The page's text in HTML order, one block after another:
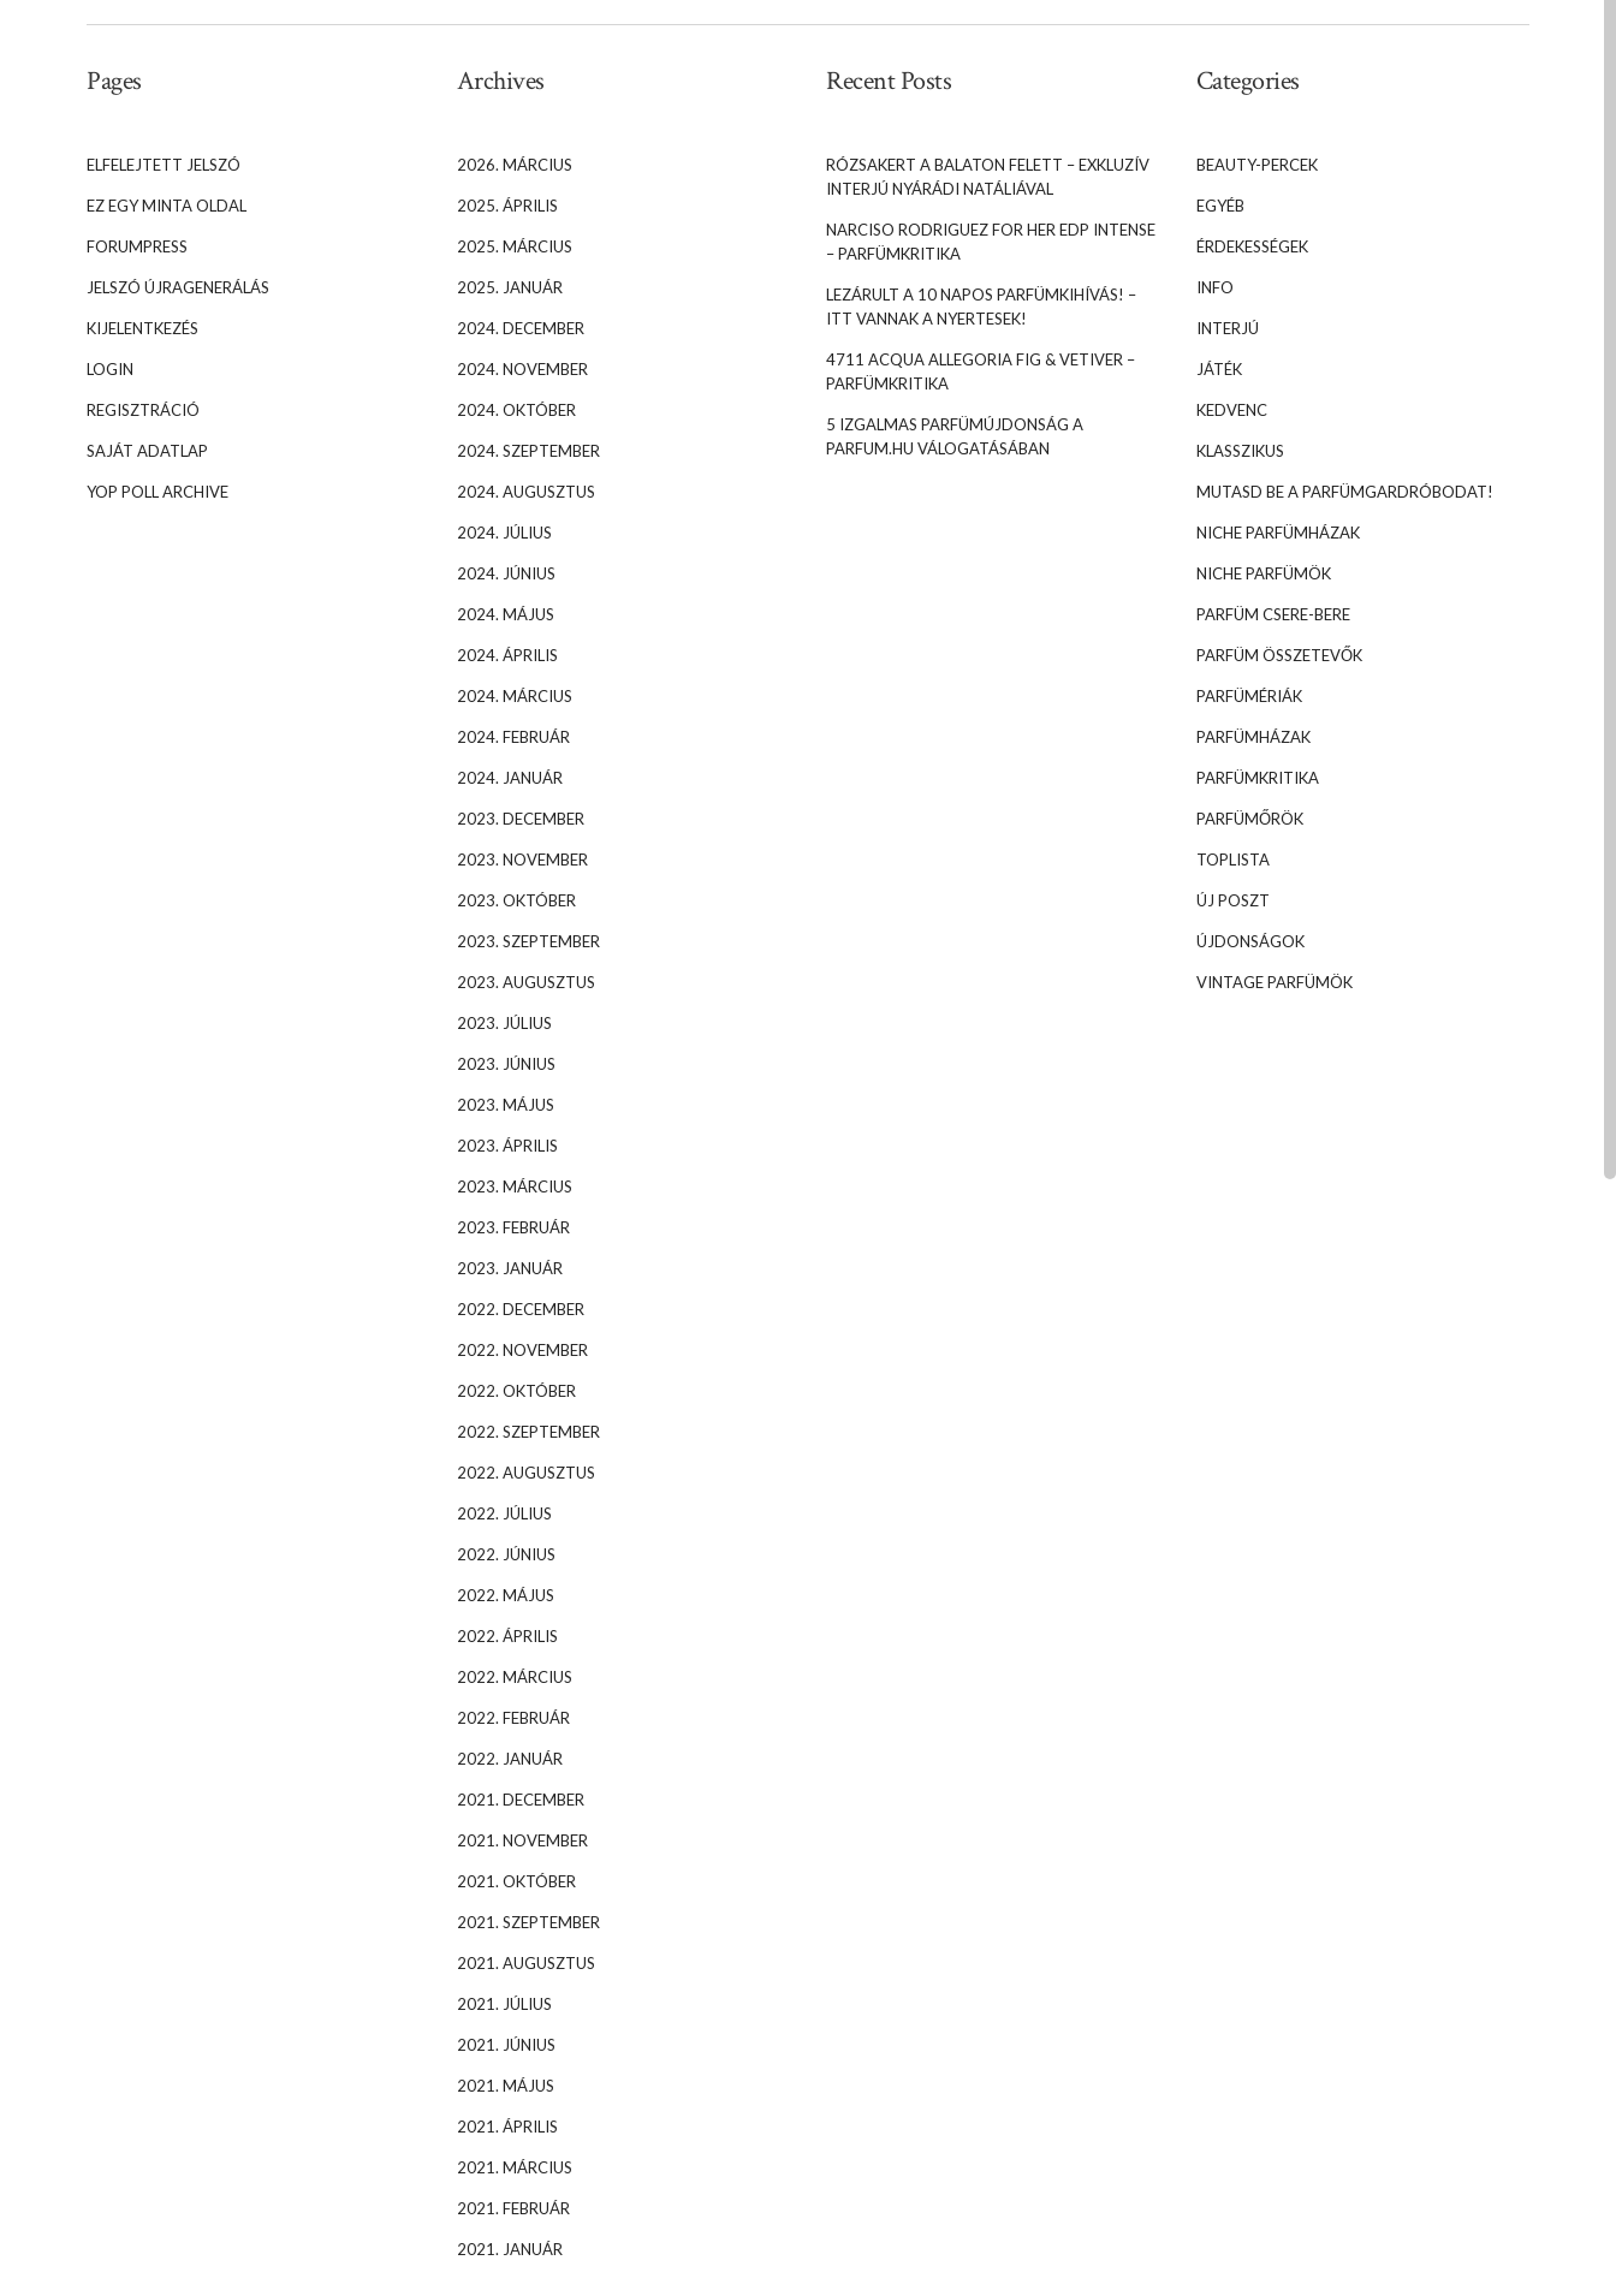
Pages
ELFELEJTETT JELSZÓ
EZ EGY MINTA OLDAL
FORUMPRESS
JELSZÓ ÚJRAGENERÁLÁS
KIJELENTKEZÉS
LOGIN
REGISZTRÁCIÓ
SAJÁT ADATLAP
YOP POLL ARCHIVE
Archives
2026. MÁRCIUS
2025. ÁPRILIS
2025. MÁRCIUS
2025. JANUÁR
2024. DECEMBER
2024. NOVEMBER
2024. OKTÓBER
2024. SZEPTEMBER
2024. AUGUSZTUS
2024. JÚLIUS
2024. JÚNIUS
2024. MÁJUS
2024. ÁPRILIS
2024. MÁRCIUS
2024. FEBRUÁR
2024. JANUÁR
2023. DECEMBER
2023. NOVEMBER
2023. OKTÓBER
2023. SZEPTEMBER
2023. AUGUSZTUS
2023. JÚLIUS
2023. JÚNIUS
2023. MÁJUS
2023. ÁPRILIS
2023. MÁRCIUS
2023. FEBRUÁR
2023. JANUÁR
2022. DECEMBER
2022. NOVEMBER
2022. OKTÓBER
2022. SZEPTEMBER
2022. AUGUSZTUS
2022. JÚLIUS
2022. JÚNIUS
2022. MÁJUS
2022. ÁPRILIS
2022. MÁRCIUS
2022. FEBRUÁR
2022. JANUÁR
2021. DECEMBER
2021. NOVEMBER
2021. OKTÓBER
2021. SZEPTEMBER
2021. AUGUSZTUS
2021. JÚLIUS
2021. JÚNIUS
2021. MÁJUS
2021. ÁPRILIS
2021. MÁRCIUS
2021. FEBRUÁR
2021. JANUÁR
Recent Posts
RÓZSAKERT A BALATON FELETT – EXKLUZÍV
INTERJÚ NYÁRÁDI NATÁLIÁVAL
NARCISO RODRIGUEZ FOR HER EDP INTENSE
– PARFÜMKRITIKA
LEZÁRULT A 10 NAPOS PARFÜMKIHÍVÁS! –
ITT VANNAK A NYERTESEK!
4711 ACQUA ALLEGORIA FIG & VETIVER –
PARFÜMKRITIKA
5 IZGALMAS PARFÜMÚJDONSÁG A
PARFUM.HU VÁLOGATÁSÁBAN
Categories
BEAUTY-PERCEK
EGYÉB
ÉRDEKESSÉGEK
INFO
INTERJÚ
JÁTÉK
KEDVENC
KLASSZIKUS
MUTASD BE A PARFÜMGARDRÓBODAT!
NICHE PARFÜMHÁZAK
NICHE PARFÜMÖK
PARFÜM CSERE-BERE
PARFÜM ÖSSZETEVŐK
PARFÜMÉRIÁK
PARFÜMHÁZAK
PARFÜMKRITIKA
PARFÜMŐRÖK
TOPLISTA
ÚJ POSZT
ÚJDONSÁGOK
VINTAGE PARFÜMÖK